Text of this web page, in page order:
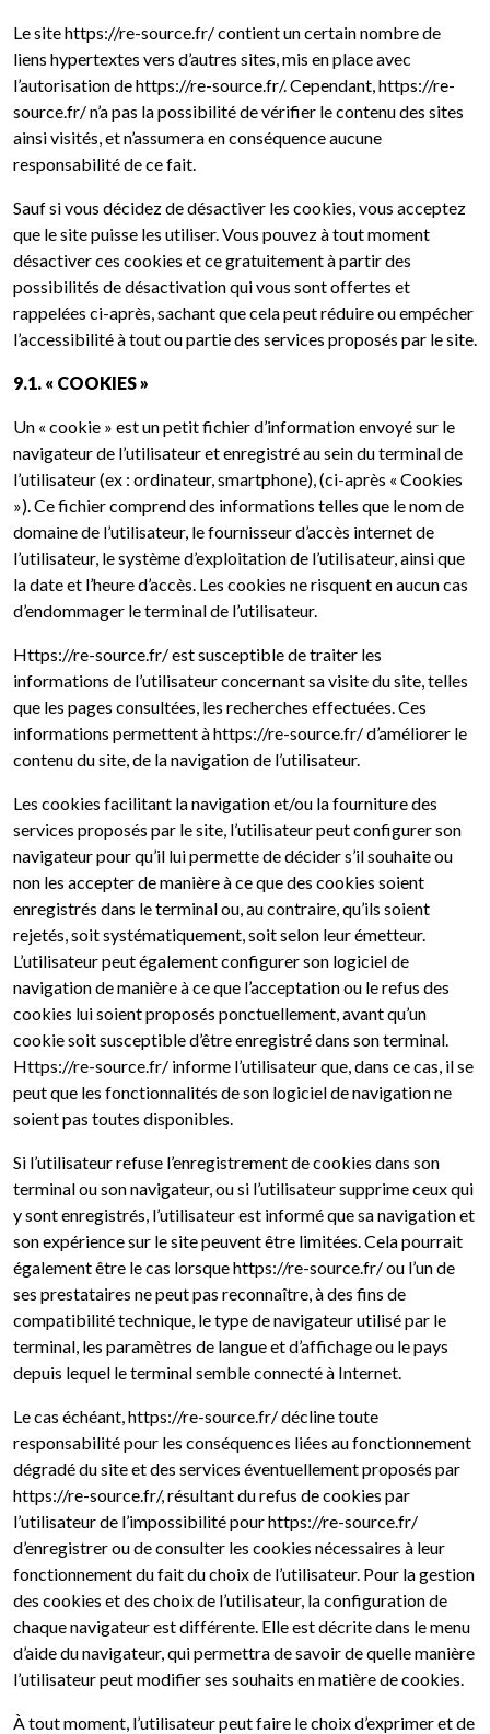
Le site https://re-source.fr/ contient un certain nombre de
liens hypertextes vers d’autres sites, mis en place avec
l’autorisation de https://re-source.fr/. Cependant, https://re-
source.fr/ n’a pas la possibilité de vérifier le contenu des sites
ainsi visités, et n’assumera en conséquence aucune
responsabilité de ce fait.
Sauf si vous décidez de désactiver les cookies, vous acceptez
que le site puisse les utiliser. Vous pouvez à tout moment
désactiver ces cookies et ce gratuitement à partir des
possibilités de désactivation qui vous sont offertes et
rappelées ci-après, sachant que cela peut réduire ou empécher
l’accessibilité à tout ou partie des services proposés par le site.
9.1. « COOKIES »
Un « cookie » est un petit fichier d’information envoyé sur le
navigateur de l’utilisateur et enregistré au sein du terminal de
l’utilisateur (ex : ordinateur, smartphone), (ci-après « Cookies
»). Ce fichier comprend des informations telles que le nom de
domaine de l’utilisateur, le fournisseur d’accès internet de
l’utilisateur, le système d’exploitation de l’utilisateur, ainsi que
la date et l’heure d’accès. Les cookies ne risquent en aucun cas
d’endommager le terminal de l’utilisateur.
Https://re-source.fr/ est susceptible de traiter les
informations de l’utilisateur concernant sa visite du site, telles
que les pages consultées, les recherches effectuées. Ces
informations permettent à https://re-source.fr/ d’améliorer le
contenu du site, de la navigation de l’utilisateur.
Les cookies facilitant la navigation et/ou la fourniture des
services proposés par le site, l’utilisateur peut configurer son
navigateur pour qu’il lui permette de décider s’il souhaite ou
non les accepter de manière à ce que des cookies soient
enregistrés dans le terminal ou, au contraire, qu’ils soient
rejetés, soit systématiquement, soit selon leur émetteur.
L’utilisateur peut également configurer son logiciel de
navigation de manière à ce que l’acceptation ou le refus des
cookies lui soient proposés ponctuellement, avant qu’un
cookie soit susceptible d’être enregistré dans son terminal.
Https://re-source.fr/ informe l’utilisateur que, dans ce cas, il se
peut que les fonctionnalités de son logiciel de navigation ne
soient pas toutes disponibles.
Si l’utilisateur refuse l’enregistrement de cookies dans son
terminal ou son navigateur, ou si l’utilisateur supprime ceux qui
y sont enregistrés, l’utilisateur est informé que sa navigation et
son expérience sur le site peuvent être limitées. Cela pourrait
également être le cas lorsque https://re-source.fr/ ou l’un de
ses prestataires ne peut pas reconnaître, à des fins de
compatibilité technique, le type de navigateur utilisé par le
terminal, les paramètres de langue et d’affichage ou le pays
depuis lequel le terminal semble connecté à Internet.
Le cas échéant, https://re-source.fr/ décline toute
responsabilité pour les conséquences liées au fonctionnement
dégradé du site et des services éventuellement proposés par
https://re-source.fr/, résultant du refus de cookies par
l’utilisateur de l’impossibilité pour https://re-source.fr/
d’enregistrer ou de consulter les cookies nécessaires à leur
fonctionnement du fait du choix de l’utilisateur. Pour la gestion
des cookies et des choix de l’utilisateur, la configuration de
chaque navigateur est différente. Elle est décrite dans le menu
d’aide du navigateur, qui permettra de savoir de quelle manière
l’utilisateur peut modifier ses souhaits en matière de cookies.
À tout moment, l’utilisateur peut faire le choix d’exprimer et de